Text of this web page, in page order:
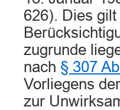
626). Dies
zugrunde
nach § 307
Vorliegens
zur